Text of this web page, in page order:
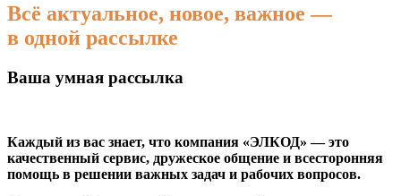
Всё актуальное, новое, важное —
в одной рассылке
Ваша умная рассылка
Каждый из вас знает, что компания «ЭЛКОД» — это
качественный сервис, дружеское общение и всесторонняя
помощь в решении важных задач и рабочих вопросов.